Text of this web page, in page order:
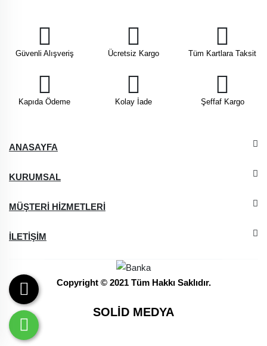
Güvenli Alışveriş Ücretsiz Kargo Tüm Kartlara Taksit
Kapıda Ödeme Kolay İade Şeffaf Kargo
ANASAYFA
KURUMSAL
MÜŞTERİ HİZMETLERİ
İLETİŞİM
Copyright © 2021 Tüm Hakkı Saklıdır.
SOLİD MEDYA